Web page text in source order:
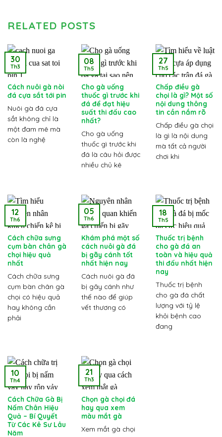
RELATED POSTS
Cách nuôi gà nòi
đá cựa sắt tới pin
Nuôi gà đá cựa
sắt không chỉ là
một đam mê mà
còn là nghệ
30
Th3
Cho gà uống
thuốc gì trước khi
đá để đạt hiệu
suất thi đấu cao
nhất?
Cho gà uống
thuốc gì trước khi
đá là câu hỏi được
nhiều chủ kê
08
Th5
Chấp điều gà
chọi là gì? Một số
nội dung thông
tin cần nắm rõ
Chấp điều gà chọi
là gì là nội dung
mà tất cả người
chơi khi
27
Th5
Cách chữa sưng
cụm bàn chân gà
chọi hiệu quả
nhất
Cách chữa sưng
cụm bàn chân gà
chọi có hiệu quả
hay không cần
phải
12
Th6
Khám phá một số
cách nuôi gà đá
bị gãy cánh tốt
nhất hiện nay
Cách nuôi gà đá
bị gãy cánh như
thế nào để giúp
vết thương có
05
Th6
Thuốc trị bệnh
cho gà đá an
toàn và hiệu quả
thi đấu nhất hiện
nay
Thuốc trị bệnh
cho gà đá chất
lượng với tỷ lệ
khỏi bệnh cao
đang
18
Th5
Cách Chữa Gà Bị
Nấm Chân Hiệu
Quả – Bí Quyết
Từ Các Kê Sư Lâu
Năm
10
Th4
Chọn gà chọi đá
hay qua xem
màu mắt gà
Xem mắt gà chọi
21
Th3